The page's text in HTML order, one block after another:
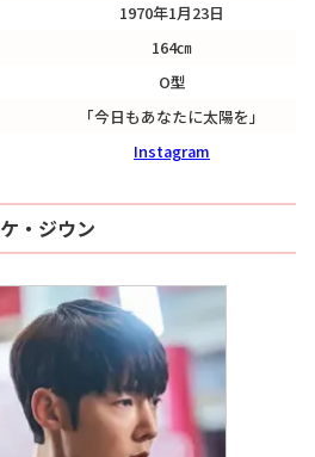
1970年1月23日
164㎝
O型
「今日もあなたに太陽を」
Instagram
ケ・ジウン